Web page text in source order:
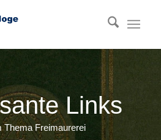
Links
Thema Freimaurerei